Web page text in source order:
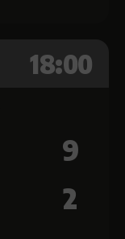
18:00
9
2